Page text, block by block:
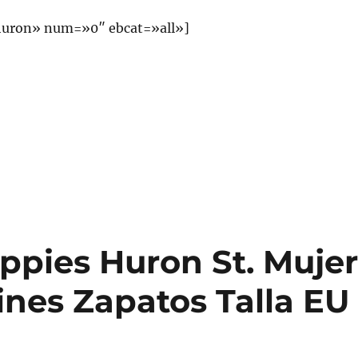
num=»0″ ebcat=»all»]
Huron St. Mujer
Zapatos Talla EU